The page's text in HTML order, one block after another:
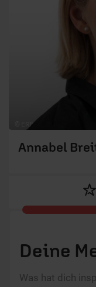
© ERF
Annabel
Deine
Was hat dich